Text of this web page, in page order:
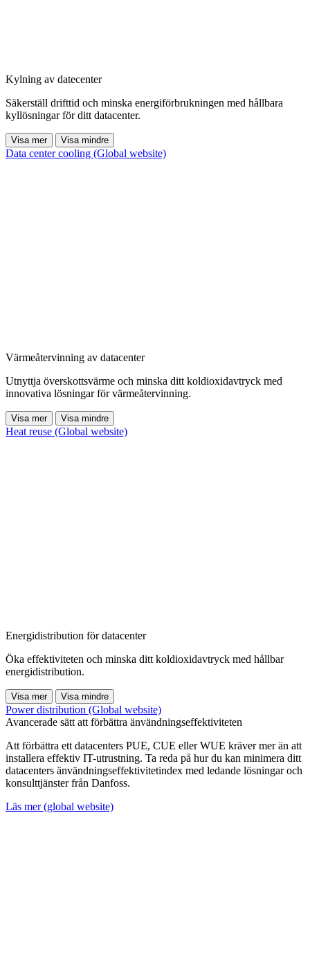
Kylning av datecenter
Säkerställ drifttid och minska energiförbrukningen med hållbara
kyllösningar för ditt datacenter.
Visa mer Visa mindre
Data center cooling (Global website)
Värmeåtervinning av datacenter
Utnyttja överskottsvärme och minska ditt koldioxidavtryck med
innovativa lösningar för värmeåtervinning.
Visa mer Visa mindre
Heat reuse (Global website)
Energidistribution för datacenter
Öka effektiviteten och minska ditt koldioxidavtryck med hållbar
energidistribution.
Visa mer Visa mindre
Power distribution (Global website)
Avancerade sätt att förbättra änvändningseffektiviteten
Att förbättra ett datacenters PUE, CUE eller WUE kräver mer än att
installera effektiv IT-utrustning. Ta reda på hur du kan minimera ditt
datacenters änvändningseffektivitetindex med ledande lösningar och
konsulttjänster från Danfoss.
Läs mer (global website)